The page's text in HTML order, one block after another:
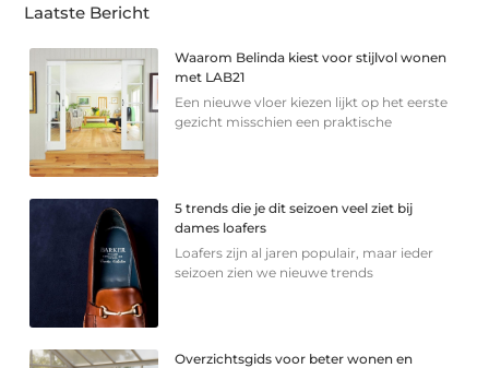
Laatste Bericht
Waarom Belinda kiest voor stijlvol wonen
met LAB21
Een nieuwe vloer kiezen lijkt op het eerste
gezicht misschien een praktische
5 trends die je dit seizoen veel ziet bij
dames loafers
Loafers zijn al jaren populair, maar ieder
seizoen zien we nieuwe trends
Overzichtsgids voor beter wonen en